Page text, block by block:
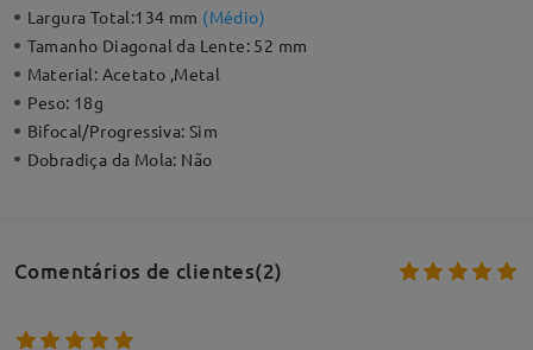
Largura Total:134 mm (Médio)
Tamanho Diagonal da Lente: 52 mm
Material: Acetato ,Metal
Peso: 18g
Bifocal/Progressiva:Sim
Dobradiça da Mola: Não
Comentários de clientes(2)